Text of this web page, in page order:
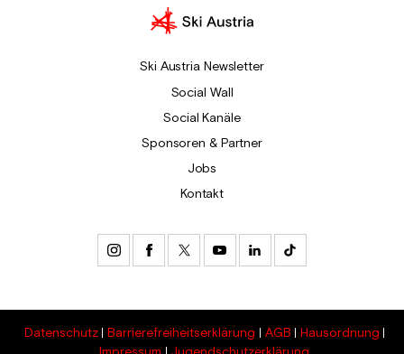
Ski Austria Newsletter
Social Wall
Social Kanäle
Sponsoren & Partner
Jobs
Kontakt
Datenschutz Barrierefreiheitserklärung AGB
Hausordnung